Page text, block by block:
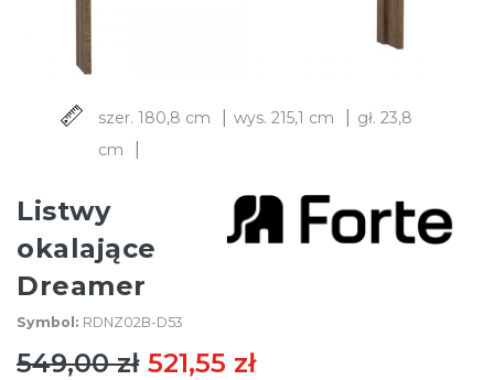
szer. 180,8 cm wys. 215,1 cm
gł. 23,8
cm
Listwy
okalające
Dreamer
Symbol: RDNZ02B-D53
521,55 zł
549,00 zł